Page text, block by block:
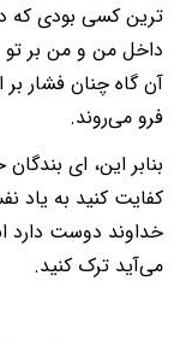
ترین کسی بودی که
داخل من و من بر تو
آن گاه چنان فشار
فرو می‌روند.
بنابر این، ای
کفایت کنید به یاد
خداوند دوست دارد
می‌آید ترک کنید.